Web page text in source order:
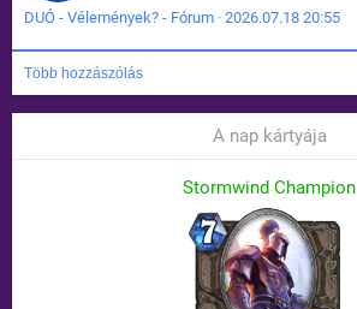
DUÓ - Vélemények? - Fórum · 2026.07.18 20:55
Több hozzászólás
A nap kártyája
Stormwind Champion